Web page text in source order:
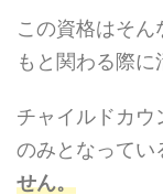
この資格はそ
もと関わる際に
チャイルドカウ
のみとなってい
せん。